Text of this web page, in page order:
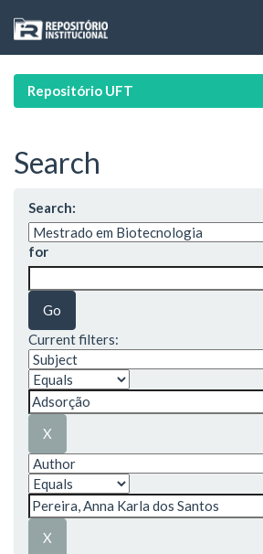
navigation
Repositório UFT
Search
Search:
for
Current filters: